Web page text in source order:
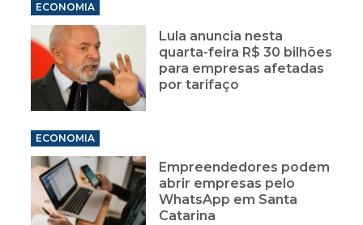
ECONOMIA
Lula anuncia nesta
quarta-feira R$ 30 bilhões
para empresas afetadas
por tarifaço
ECONOMIA
Empreendedores podem
abrir empresas pelo
WhatsApp em Santa
Catarina